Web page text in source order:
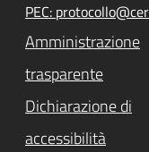
PEC:
Amministrazione
trasparente
Dichiarazione di
accessibilità